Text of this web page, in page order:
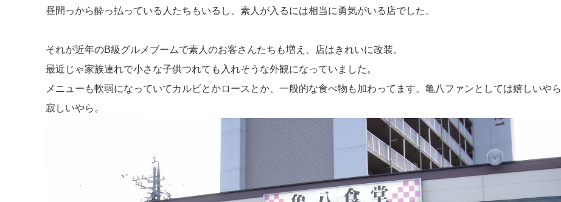
昼間っから酔っ払っている人たちもいるし、素人が入るには相当に勇気がいる店でした。
それが近年のB級グルメブームで素人のお客さんたちも増え、店はきれいに改装。
最近じゃ家族連れで小さな子供つれても入れそうな外観になっていました。
メニューも軟弱になっていてカルビとかロースとか、一般的な食べ物も加わってます。亀八ファンとしては嬉しいやら
寂しいやら。